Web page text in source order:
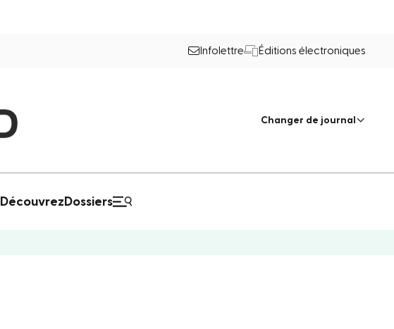
Infolettre Éditions électroniques
Changer de journal
Découvrez Dossiers